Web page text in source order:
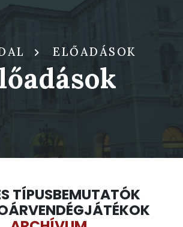
ELŐADÁSOK
TÍPUSBEMUTATÓK
VENDÉGJÁTÉKOK